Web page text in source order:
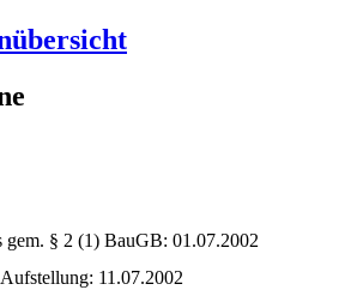
gem. § 2 (1) BauGB: 01.07.2002
11.07.2002